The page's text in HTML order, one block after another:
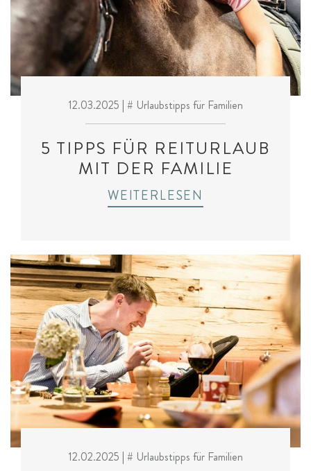
12.03.2025 | # Urlaubstipps für Familien
5 TIPPS FÜR REITURLAUB
MIT DER FAMILIE
WEITERLESEN
12.02.2025 | # Urlaubstipps für Familien